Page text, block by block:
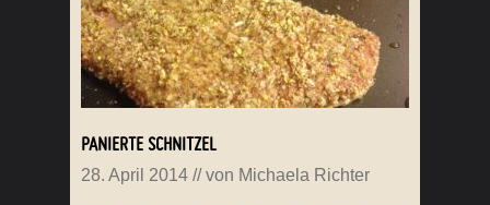
PANIERTE SCHNITZEL
28. April 2014 // von Michaela Richter